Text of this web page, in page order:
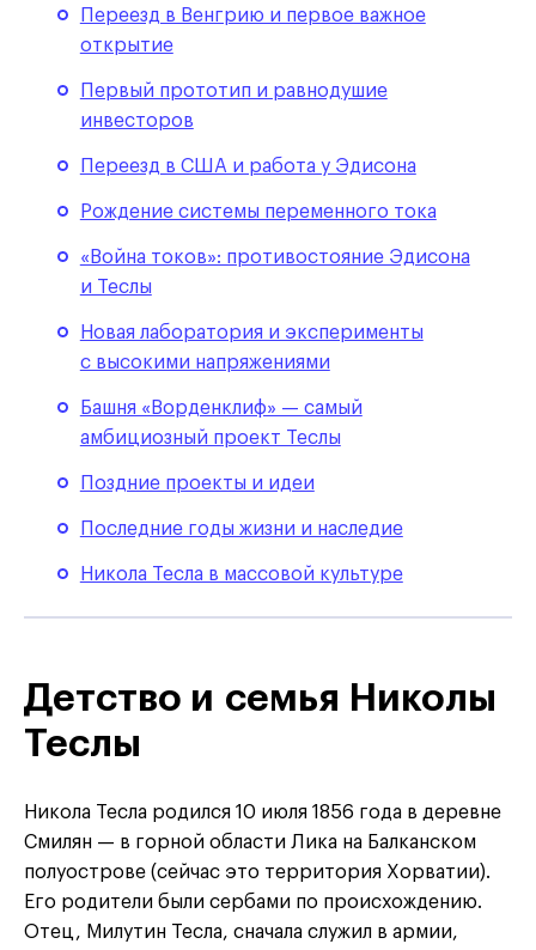
Переезд в Венгрию и первое важное
открытие
Первый прототип и равнодушие
инвесторов
Переезд в США и работа у Эдисона
Рождение системы переменного тока
«Война токов»: противостояние Эдисона
и Теслы
Новая лаборатория и эксперименты
с высокими напряжениями
Башня «Ворденклиф» — самый
амбициозный проект Теслы
Поздние проекты и идеи
Последние годы жизни и наследие
Никола Тесла в массовой культуре
Детство и семья Николы
Теслы
Никола Тесла родился 10 июля 1856 года в деревне
Смилян — в горной области Лика на Балканском
полуострове (сейчас это территория Хорватии).
Его родители были сербами по происхождению.
Отец, Милутин Тесла, сначала служил в армии,